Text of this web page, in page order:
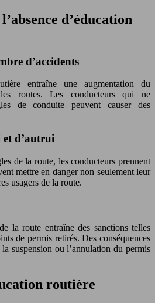
d’éducation
d’accidents
entraîne une augmentation du
routes. Les conducteurs qui ne
de conduite peuvent causer des
et d’autrui
de la route, les conducteurs prennent
mettre en danger non seulement leur
usagers de la route.
la route entraîne des sanctions telles
de permis retirés. Des conséquences
suspension ou l’annulation du permis
routière